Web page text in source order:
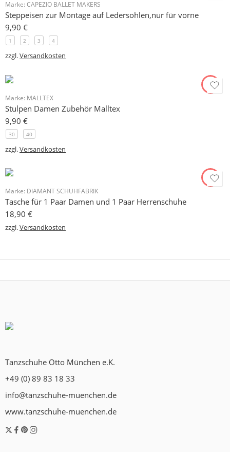
Marke: CAPEZIO BALLET MAKERS
Steppeisen zur Montage auf Ledersohlen,nur für vorne
9,90 €
1 2 3 4
zzgl.Versandkosten
Marke: MALLTEX
Stulpen Damen Zubehör Malltex
9,90 €
30 40
zzgl.Versandkosten
Marke: DIAMANT SCHUHFABRIK
Tasche für 1 Paar Damen und 1 Paar Herrenschuhe
18,90 €
zzgl.Versandkosten
Tanzschuhe Otto München e.K.
+49 (0) 89 83 18 33
info@tanzschuhe-muenchen.de
www.tanzschuhe-muenchen.de